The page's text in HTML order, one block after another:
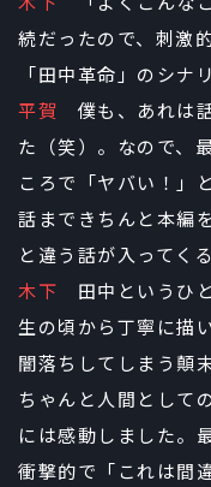
続だったので、刺激
「田中革命」のシナ
平賀 僕も、あれは
た（笑）。なので、
ころで「ヤバい！」
話まできちんと本編
と違う話が入ってく
木下 田中というひ
生の頃から丁寧に描
闇落ちしてしまう顛
ちゃんと人間として
には感動しました。
衝撃的で「これは間